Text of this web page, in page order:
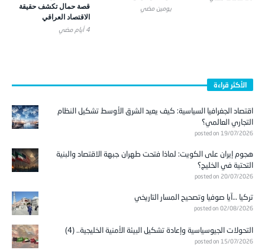
يومين ‎مضي
قصة حمال تكشف حقيقة
الاقتصاد العراقي
4 أيام ‎مضي
الأكثر قراءة
اقتصاد الجغرافيا السياسية: كيف يعيد الشرق الأوسط تشكيل النظام
التجاري العالمي؟
posted on 19/07/2026
هجوم إيران على الكويت: لماذا فتحت طهران جبهة الاقتصاد والبنية
التحتية في الخليج؟
posted on 20/07/2026
تركيا …آيا صوفيا وتصحيح المسار التاريخي
posted on 02/08/2026
التحولات الجيوسياسية وإعادة تشكيل البيئة الأمنية الخليجية.. (4)
posted on 15/07/2026